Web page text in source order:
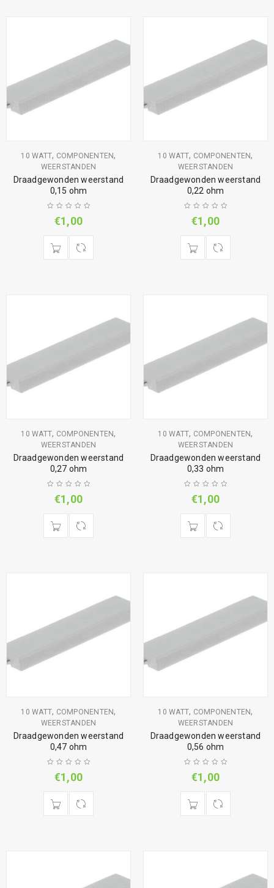
10 WATT, COMPONENTEN,
WEERSTANDEN
Draadgewonden weerstand
0,15 ohm
€1,00
10 WATT, COMPONENTEN,
WEERSTANDEN
Draadgewonden weerstand
0,22 ohm
€1,00
10 WATT, COMPONENTEN,
WEERSTANDEN
Draadgewonden weerstand
0,27 ohm
€1,00
10 WATT, COMPONENTEN,
WEERSTANDEN
Draadgewonden weerstand
0,33 ohm
€1,00
10 WATT, COMPONENTEN,
WEERSTANDEN
Draadgewonden weerstand
0,47 ohm
€1,00
10 WATT, COMPONENTEN,
WEERSTANDEN
Draadgewonden weerstand
0,56 ohm
€1,00